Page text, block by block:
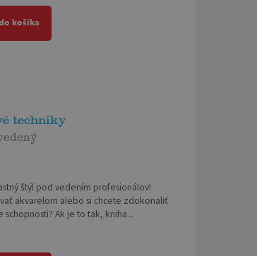
košíka
techniky
štýl pod vedením profesionálov!
akvarelom alebo si chcete zdokonaliť
schopnosti? Ak je to tak, kniha...